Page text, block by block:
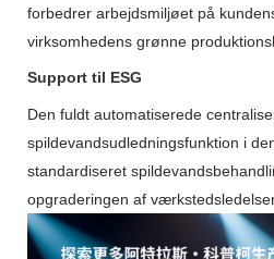
forbedrer arbejdsmiljøet på
virksomhedens grønne
Support til ESG
Den fuldt automatiserede
spildevandsudledningsfunktion i
standardiseret
opgraderingen af